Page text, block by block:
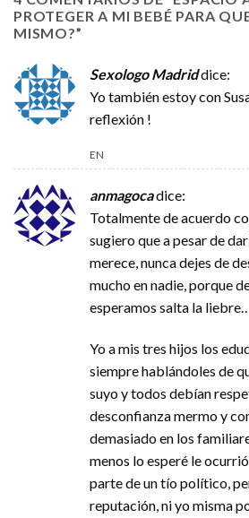
PROTEGER A MI BEBÉ PARA
MISMO?”
Sexologo Madriddice:
Yo también estoy con
reflexión !
EN
anmagocadice:
Totalmente de acuerdo
sugiero que a pesar de
merece, nunca dejes de
mucho en nadie, porque
esperamos salta la
Yo a mis tres hijos los
siempre hablándoles de
suyo y todos debían
desconfianza mermo y
demasiado en los
menos lo esperé le
parte de un tío político,
reputación, ni yo misma